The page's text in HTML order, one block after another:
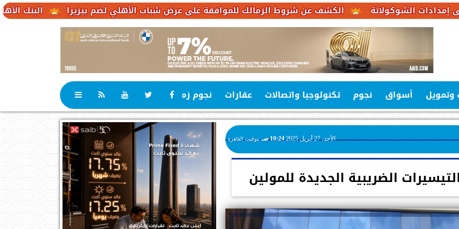
البنك الأهلي الكويتي – مصر يحقق صافي أرباح الكشف عن شروط الزمالك للموافقة على عرض شباب الأهلي لضم بيزيرا
وتمويل أسواق نجوم تكنولوجيا واتصالات عقارات نجوم زمان رياضة
الأحد، 27 أبريل 2025 10:24 صـ بتوقيت القاهرة
الضريبية الجديدة للمولين